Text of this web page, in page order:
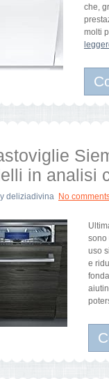
che,
molti
in analisi
deliziadivina No
sono
uso
e